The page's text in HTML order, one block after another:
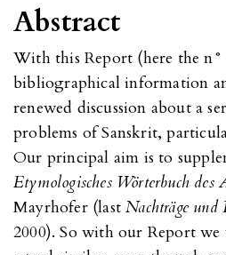
Abstract
With this Report (here the n°
bibliographical information
renewed discussion about a
problems of Sanskrit,
Our principal aim is to
Etymologisches Wörterbuch des
Mayrhofer (lastNachträge und
2000). So with our Report